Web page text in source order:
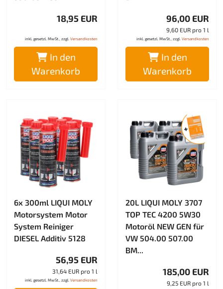
18,95 EUR
inkl. gesetzl. MwSt., zzgl. Versandkosten
In den
Warenkorb
96,00 EUR
9,60 EUR pro 1 l
inkl. gesetzl. MwSt., zzgl. Versandkosten
In den
Warenkorb
6x 300ml LIQUI MOLY
Motorsystem Motor
System Reiniger
DIESEL Additiv 5128
56,95 EUR
31,64 EUR pro 1 l
inkl. gesetzl. MwSt., zzgl. Versandkosten
20L LIQUI MOLY 3707
TOP TEC 4200 5W30
Motoröl NEW GEN für
VW 504.00 507.00
BM...
185,00 EUR
9,25 EUR pro 1 l